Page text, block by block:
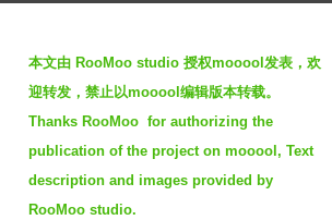
本文由 RooMoo studio 授权mooool发表，欢
迎转发，禁止以mooool编辑版本转载。
Thanks RooMoo for authorizing the
publication of the project on mooool, Text
description and images provided by
RooMoo studio.